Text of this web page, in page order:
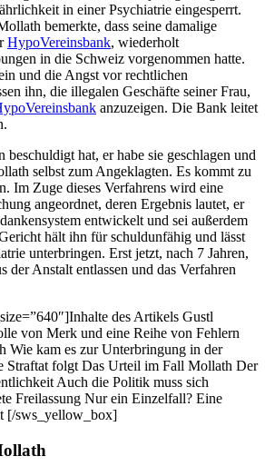
in einer Psychiatrie eingesperrt.
bemerkte, dass seine damalige
HypoVereinsbank, wiederholt
in die Schweiz vorgenommen hatte.
und die Angst vor rechtlichen
ihn, die illegalen Geschäfte seiner Frau,
anzuzeigen. Die Bank leitet
beschuldigt hat, er habe sie geschlagen und
selbst zum Angeklagten. Es kommt zu
Im Zuge dieses Verfahrens wird eine
angeordnet, deren Ergebnis lautet, er
entwickelt und sei außerdem
hält ihn für schuldunfähig und lässt
unterbringen. Erst jetzt, nach 7 Jahren,
der Anstalt entlassen und das Verfahren
des Artikels Gustl
von Merk und eine Reihe von Fehlern
Wie kam es zur Unterbringung in der
Straftat folgt Das Urteil im Fall Mollath Der
Auch die Politik muss sich
Freilassung Nur ein Einzelfall? Eine
[/sws_yellow_box]